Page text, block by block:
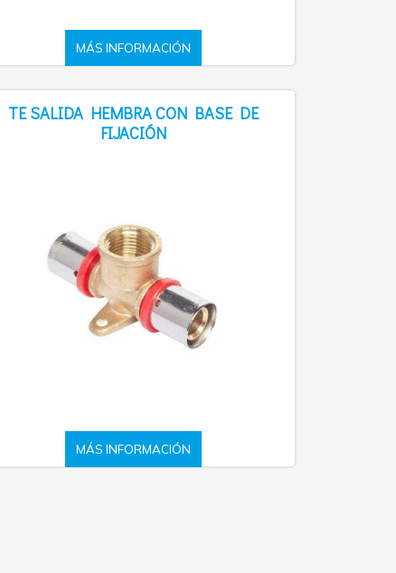
MÁS INFORMACIÓN
TE SALIDA HEMBRA CON BASE DE
FIJACIÓN
MÁS INFORMACIÓN